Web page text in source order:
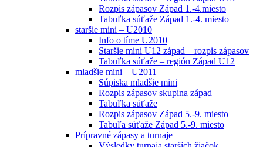
Rozpis zápasov Západ 1.-4.miesto
Tabuľka súťaže Západ 1.-4. miesto
staršie mini – U2010
Info o tíme U2010
Staršie mini U12 západ – rozpis zápasov
Tabuľka súťaže – región Západ U12
mladšie mini – U2011
Súpiska mladšie mini
Rozpis zápasov skupina západ
Tabuľka súťaže
Rozpis zápasov Západ 5.-9. miesto
Tabuľa súťaže Západ 5.-9. miesto
Prípravné zápasy a turnaje